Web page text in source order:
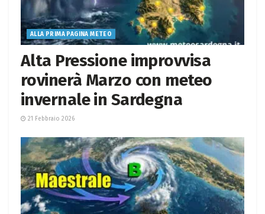
ALLA PRIMA PAGINA METEO
Alta Pressione improvvisa
rovinerà Marzo con meteo
invernale in Sardegna
21 Febbraio 2026